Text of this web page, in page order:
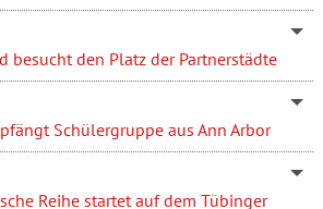
besucht den Platz der Partnerstädte
Schülergruppe aus Ann Arbor
Reihe startet auf dem Tübinger